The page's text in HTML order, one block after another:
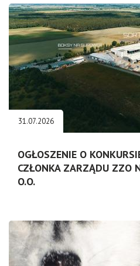
31.07.2026
OGŁOSZENIE O
CZŁONKA ZARZĄDU ZZO
O.O.